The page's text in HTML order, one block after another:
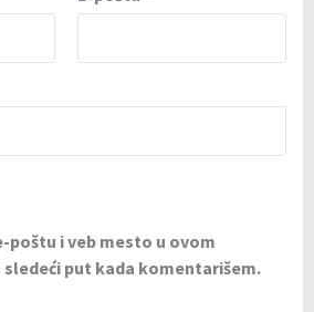
poštu i veb mesto u ovom
sledeći put kada komentarišem.